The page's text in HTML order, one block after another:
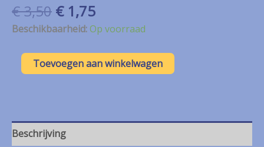
€3,50 Oorspronkelijke
prijs
€ 3,50.
€1,75Huidige
prijs
is:
€ 1,75.
Beschikbaarheid:Op voorraad
Loes
den
Toevoegen aan winkelwagen
Beschrijving